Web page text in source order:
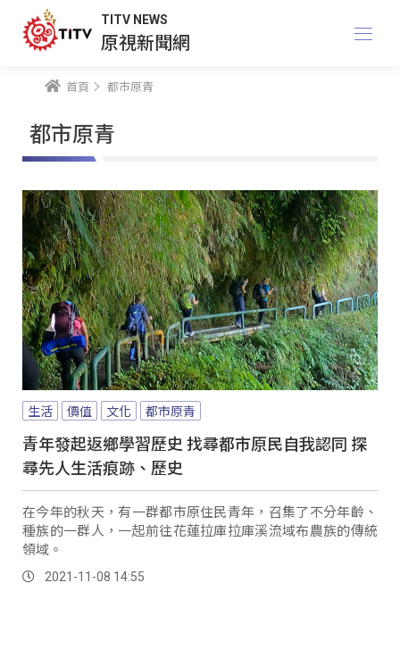
TITV NEWS
原視新聞網
首頁 都市原青
都市原青
生活 價值 文化 都市原青
青年發起返鄉學習歷史 找尋都市原民自我認同 探
尋先人生活痕跡、歷史
在今年的秋天，有一群都市原住民青年，召集了不分年齡、
種族的一群人，一起前往花蓮拉庫拉庫溪流域布農族的傳統
領域。
2021-11-08 14:55